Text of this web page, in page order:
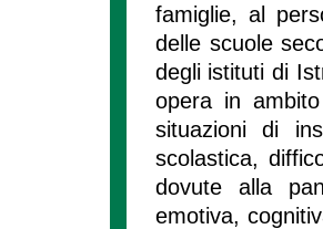
famiglie, al
delle scuole
degli istituti di
opera in
situazioni di
scolastica,
dovute alla
emotiva,